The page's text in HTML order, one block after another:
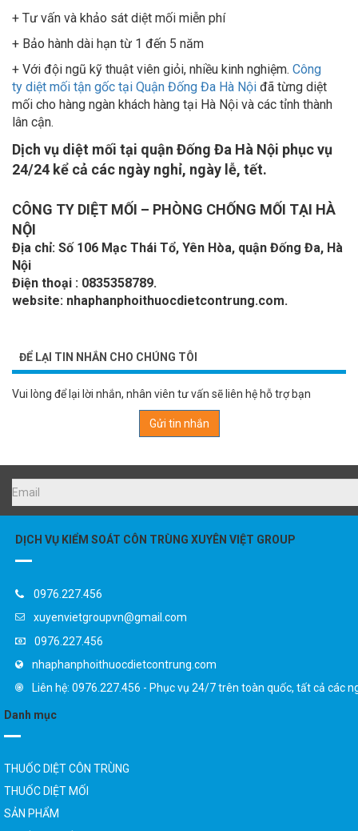
+ Tư vấn và khảo sát diệt mối miễn phí
+ Bảo hành dài hạn từ 1 đến 5 năm
+ Với đội ngũ kỹ thuật viên giỏi, nhiều kinh nghiệm.
Công
ty diệt mối tận gốc tại Quận Đống Đa Hà Nộiđã từng diệt
mối cho hàng ngàn khách hàng tại Hà Nội và các tỉnh thành
lân cận.
Dịch vụ diệt mối tại quận Đống Đa Hà Nội phục vụ
24/24 kể cả các ngày nghỉ, ngày lễ, tết.
CÔNG TY DIỆT MỐI – PHÒNG CHỐNG MỐI TẠI HÀ
NỘI
Địa chỉ: Số 106 Mạc Thái Tổ, Yên Hòa, quận Đống Đa, Hà
Nội
Điện thoại : 0835358789.
website: nhaphanphoithuocdietcontrung.com.
ĐỂ LẠI TIN NHẮN CHO CHÚNG TÔI
Gửi tin nhắn
DỊCH VỤ KIỂM SOÁT CÔN TRÙNG XUYÊN VIỆT GROUP
Liên hệ: 0976.227.456 - Phục vụ 24/7 trên toàn quốc, tất cả các
THUỐC DIỆT CÔN TRÙNG
THUỐC DIỆT MỐI
SẢN PHẨM
Thuốc trừ mối AGENDA 2EC